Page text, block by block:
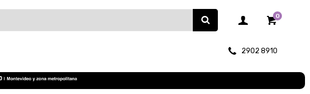
2902 8910
0